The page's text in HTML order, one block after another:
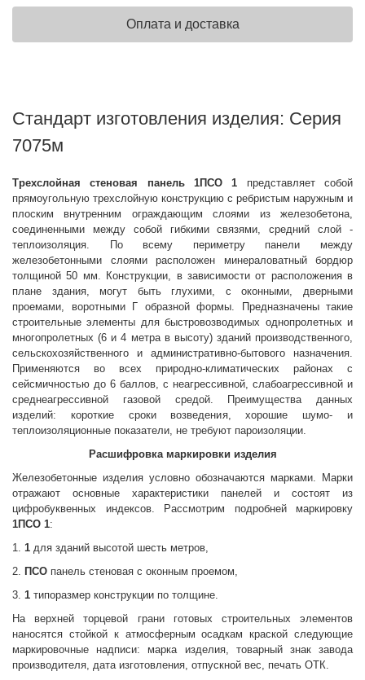
Оплата и доставка
Стандарт изготовления изделия: Серия
7075м
Трехслойная стеновая панель 1ПСО 1
представляет собой
прямоугольную трехслойную конструкцию с ребристым наружным и
плоским внутренним ограждающим слоями из железобетона,
соединенными между собой гибкими связями, средний слой -
теплоизоляция. По всему периметру панели между
железобетонными слоями расположен минераловатный бордюр
толщиной 50 мм. Конструкции, в зависимости от расположения в
плане здания, могут быть глухими, с оконными, дверными
проемами, воротными Г образной формы. Предназначены такие
строительные элементы для быстровозводимых однопролетных и
многопролетных (6 и 4 метра в высоту) зданий производственного,
сельскохозяйственного и административно-бытового назначения.
Применяются во всех природно-климатических районах с
сейсмичностью до 6 баллов, с неагрессивной, слабоагрессивной и
среднеагрессивной газовой средой. Преимущества данных
изделий: короткие сроки возведения, хорошие шумо- и
теплоизоляционные показатели, не требуют пароизоляции.
Расшифровка маркировки изделия
Железобетонные изделия условно обозначаются марками. Марки
отражают основные характеристики панелей и состоят из
цифробуквенных индексов. Рассмотрим подробней маркировку
1ПСО 1:
1. 1 для зданий высотой шесть метров,
2. ПСО панель стеновая с оконным проемом,
3. 1 типоразмер конструкции по толщине.
На верхней торцевой грани готовых строительных элементов
наносятся стойкой к атмосферным осадкам краской следующие
маркировочные надписи: марка изделия, товарный знак завода
производителя, дата изготовления, отпускной вес, печать ОТК.